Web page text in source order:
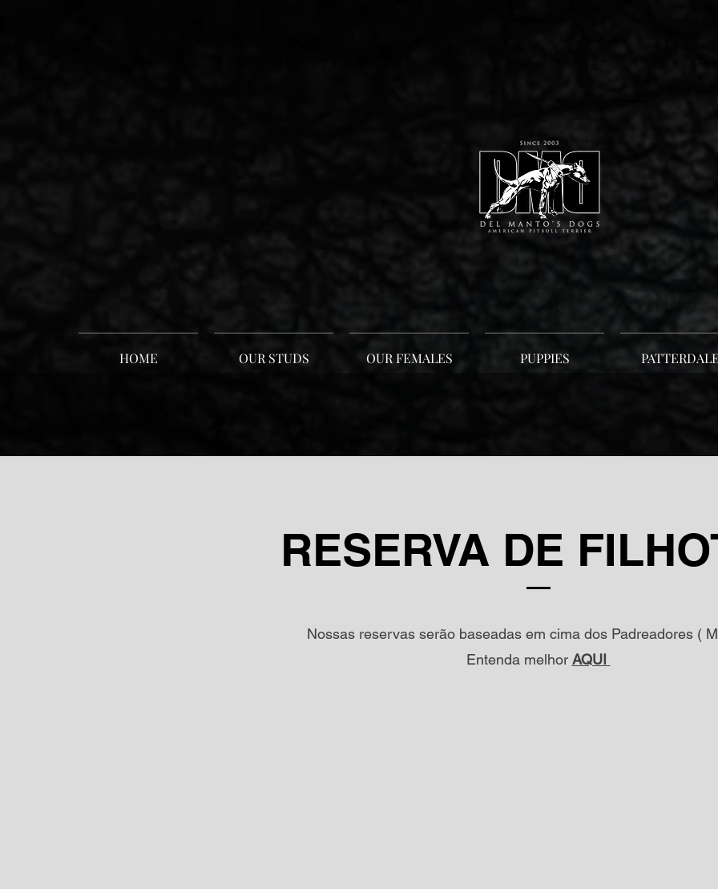
RESERVA DE
Nossas reservas serão baseadas em cima dos Padreadores (
Entenda melhor AQUI
HOME OUR STUDS OUR FEMALES PUPPIES